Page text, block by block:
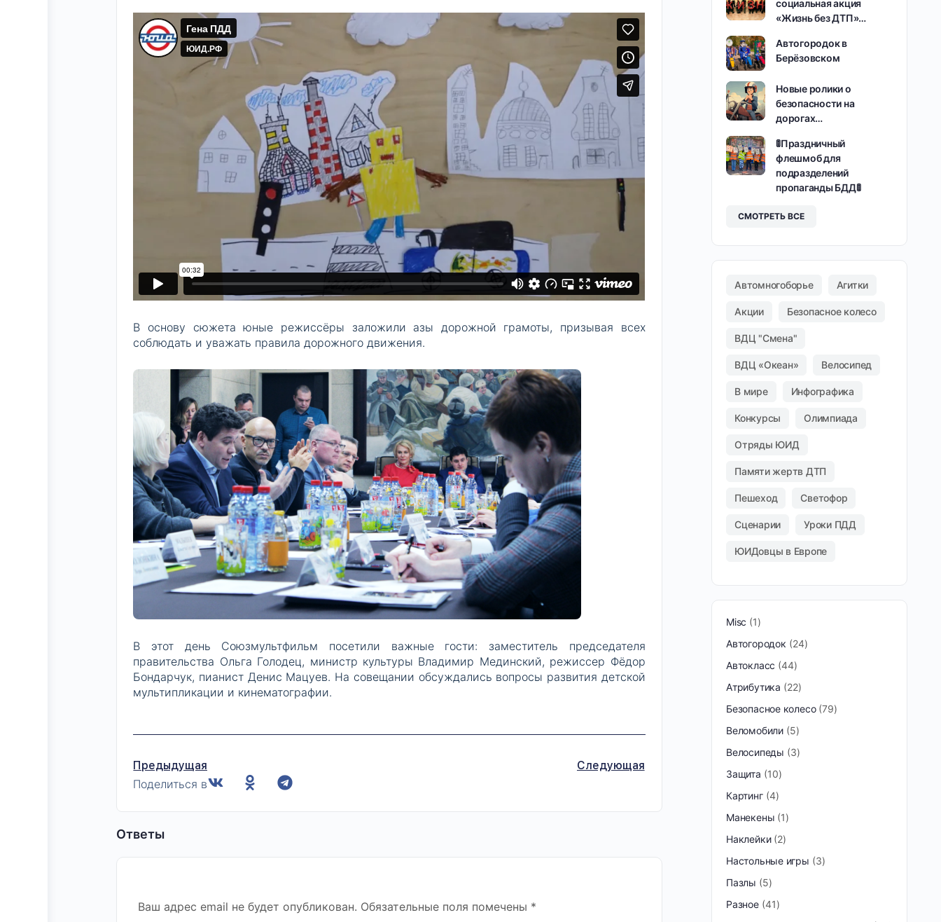
В основу сюжета юные режиссёры заложили азы дорожной грамоты, призывая всех
соблюдать и уважать правила дорожного движения.
В этот день Союзмультфильм посетили важные гости: заместитель председателя
правительства Ольга Голодец, министр культуры Владимир Мединский, режиссер Фёдор
Бондарчук, пианист Денис Мацуев. На совещании обсуждались вопросы развития детской
мультипликации и кинематографии.
Предыдущая Следующая
Поделиться в
Ответы
Ваш адрес email не будет опубликован. Обязательные поля помечены *
социальная акция
«Жизнь без ДТП»…
Автогородок в
Берёзовском
Новые ролики о
безопасности на
дорогах…
🚦Праздничный
флешмоб для
подразделений
пропаганды БДД🚦
СМОТРЕТЬ ВСЕ
Автомногоборье Агитки
Акции Безопасное колесо
ВДЦ "Смена"
ВДЦ «Океан» Велосипед
В мире Инфографика
Конкурсы Олимпиада
Отряды ЮИД
Памяти жертв ДТП
Пешеход Светофор
Сценарии Уроки ПДД
ЮИДовцы в Европе
Misc
1
Автогородок
24
Автокласс 44
Атрибутика
22
Безопасное колесо 79
Веломобили 5
Велосипеды
3
Защита
10
Картинг 4
Манекены 1
Наклейки 2
Настольные игры
3
Пазлы
5
Разное 41